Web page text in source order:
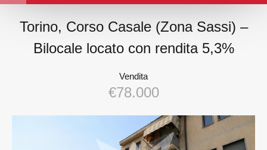
Torino, Corso Casale (Zona Sassi) –
Bilocale locato con rendita 5,3%
Vendita
€78.000